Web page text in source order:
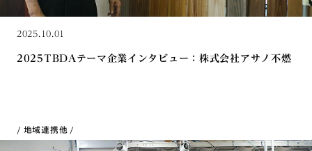
2025.10.01
2025TBDAテーマ企業インタビュー：株式会社アサノ不燃
地域連携他